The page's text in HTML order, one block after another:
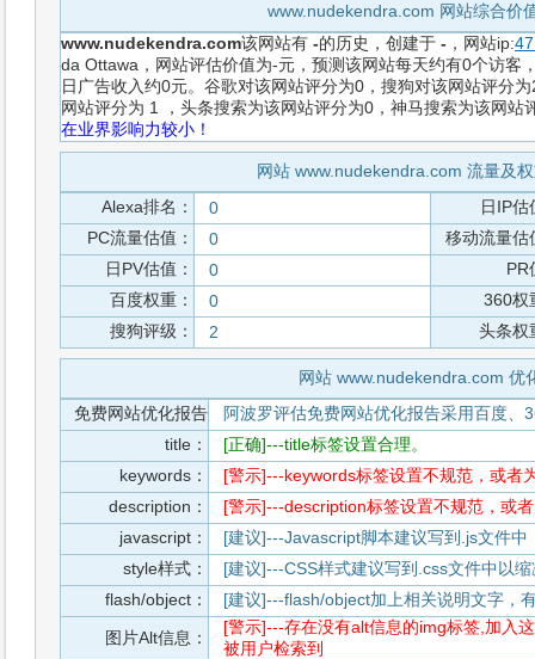
www.nudekendra.com 网站综合价
www.nudekendra.com该网站有 -的历史，创建于 - ，网站ip:
da Ottawa，网站评估价值为-元，预测该网站每天约有0个访客
日广告收入约0元。谷歌对该网站评分为0，搜狗对该网站评分
网站评分为 1 ，头条搜索为该网站评分为0，神马搜索为该网
在业界影响力较小！
网站 www.nudekendra.com 流量及
Alexa排名：
0
日IP估
PC流量估值：
0
移动流量估
日PV估值：
0
PR
百度权重：
0
360权
搜狗评级：
2 头条权
网站 www.nudekendra.com 优
免费网站优化报告
阿波罗评估免费网站优化报告采用百度、
title：
[正确]---title标签设置合理。
keywords：
[警示]---keywords标签设置不规范，或者
description：
[警示]---description标签设置不规范，或
javascript：
[建议]---Javascript脚本建议写到.js文件中
style样式：
[建议]---CSS样式建议写到.css文件中以
flash/object：
[建议]---flash/object加上相关说明文字，
图片Alt信息：
[警示]---存在没有alt信息的img标签,加入
被用户检索到